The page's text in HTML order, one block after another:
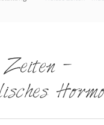
Zeiten –